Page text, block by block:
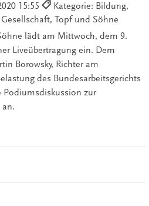
15:55
Kategorie: Bildung,
Topf und Söhne
lädt am Mittwoch, dem 9.
Liveübertragung ein. Dem
Borowsky, Richter am
des Bundesarbeitsgerichts
Podiumsdiskussion zur
an.